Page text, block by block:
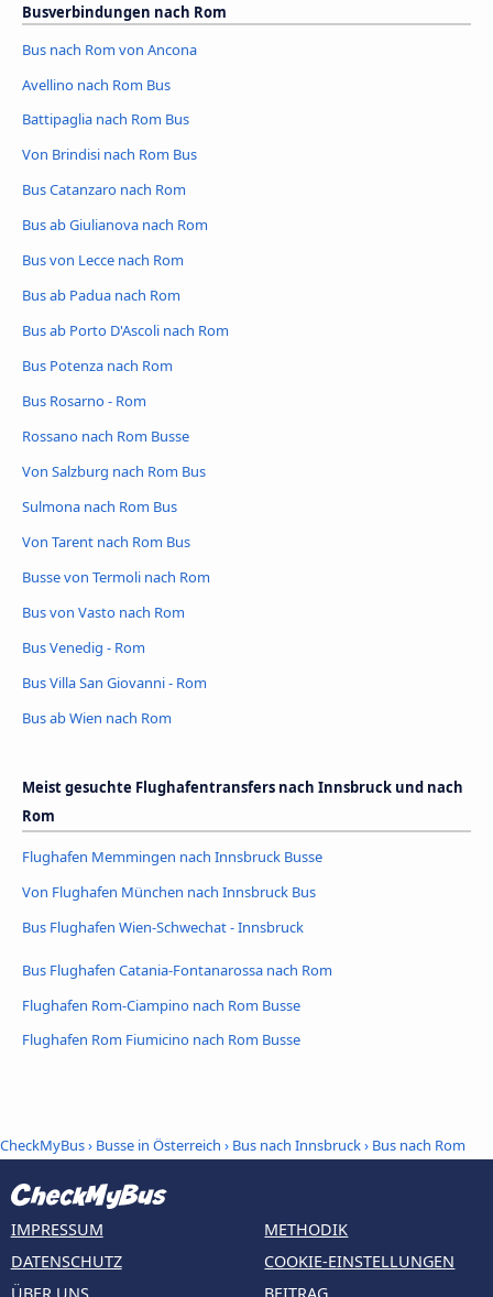
Busverbindungen nach Rom
Bus nach Rom von Ancona
Avellino nach Rom Bus
Battipaglia nach Rom Bus
Von Brindisi nach Rom Bus
Bus Catanzaro nach Rom
Bus ab Giulianova nach Rom
Bus von Lecce nach Rom
Bus ab Padua nach Rom
Bus ab Porto D'Ascoli nach Rom
Bus Potenza nach Rom
Bus Rosarno - Rom
Rossano nach Rom Busse
Von Salzburg nach Rom Bus
Sulmona nach Rom Bus
Von Tarent nach Rom Bus
Busse von Termoli nach Rom
Bus von Vasto nach Rom
Bus Venedig - Rom
Bus Villa San Giovanni - Rom
Bus ab Wien nach Rom
Meist gesuchte Flughafentransfers nach Innsbruck und nach
Rom
Flughafen Memmingen nach Innsbruck Busse
Von Flughafen München nach Innsbruck Bus
Bus Flughafen Wien-Schwechat - Innsbruck
Bus Flughafen Catania-Fontanarossa nach Rom
Flughafen Rom-Ciampino nach Rom Busse
Flughafen Rom Fiumicino nach Rom Busse
CheckMyBus› Busse in Österreich › Bus nach Innsbruck› Bus nach Rom
IMPRESSUM
DATENSCHUTZ
METHODIK
COOKIE-EINSTELLUNGEN